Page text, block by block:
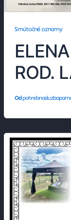
Smútočné oznamy
ROD.
Od